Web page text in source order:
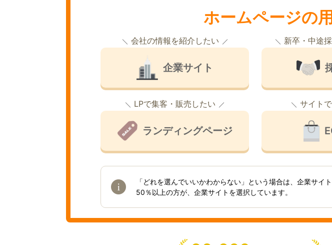
ホームページの
会社の情報を紹介したい
企業サイト
新卒・中途
LPで集客・販売したい
ランディングページ
サイト
「どれを選んでいいかわからない」という場合は、企業サイ
50％以上の方が、企業サイトを選択しています。